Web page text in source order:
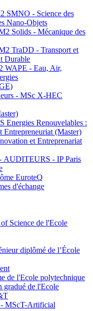
SMNO - Science des
Nano-Objets
Solids - Mécanique des
TraDD - Transport et
Durable
WAPE - Eau, Air,
- MSc X-HEC
Energies Renouvelables :
Entrepreneuriat (Master)
et Entreprenariat
AUDITEURS - IP Paris
EuroteQ
d'échange
Science de l'Ecole
diplômé de l’École
de l'Ecole polytechnique
gradué de l'Ecole
MScT-Artificial